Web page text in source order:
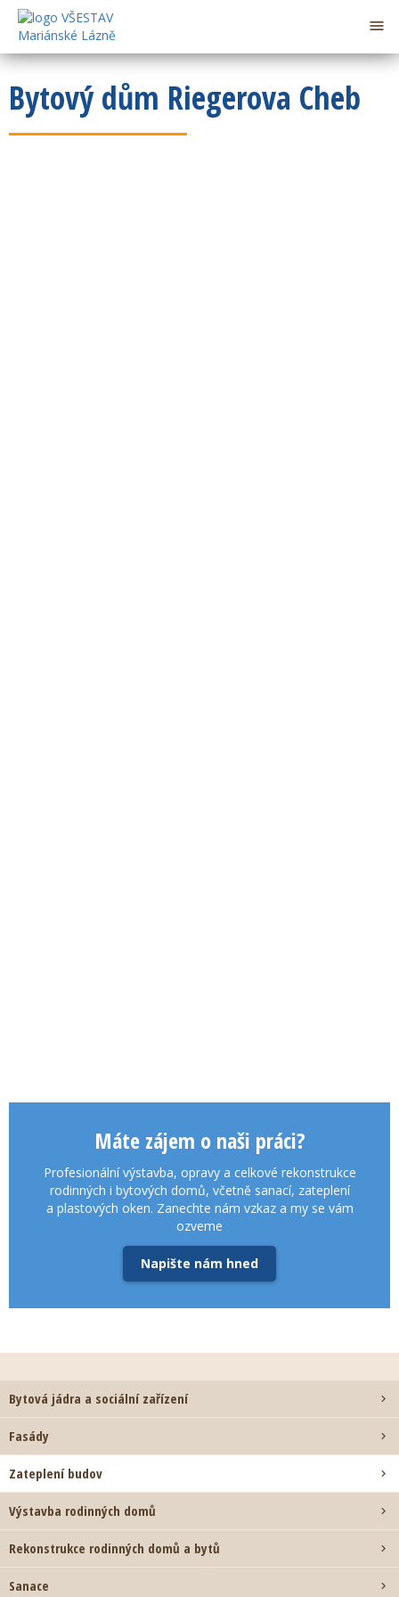

Bytový dům Riegerova Cheb
Máte zájem o naši práci?
Profesionální výstavba, opravy a celkové rekonstrukce
rodinných i bytových domů, včetně sanací, zateplení
a plastových oken. Zanechte nám vzkaz a my se vám
ozveme
Napište nám hned
Bytová jádra a sociální zařízení 
Fasády 
Zateplení budov 
Výstavba rodinných domů 
Rekonstrukce rodinných domů a bytů 
Sanace 